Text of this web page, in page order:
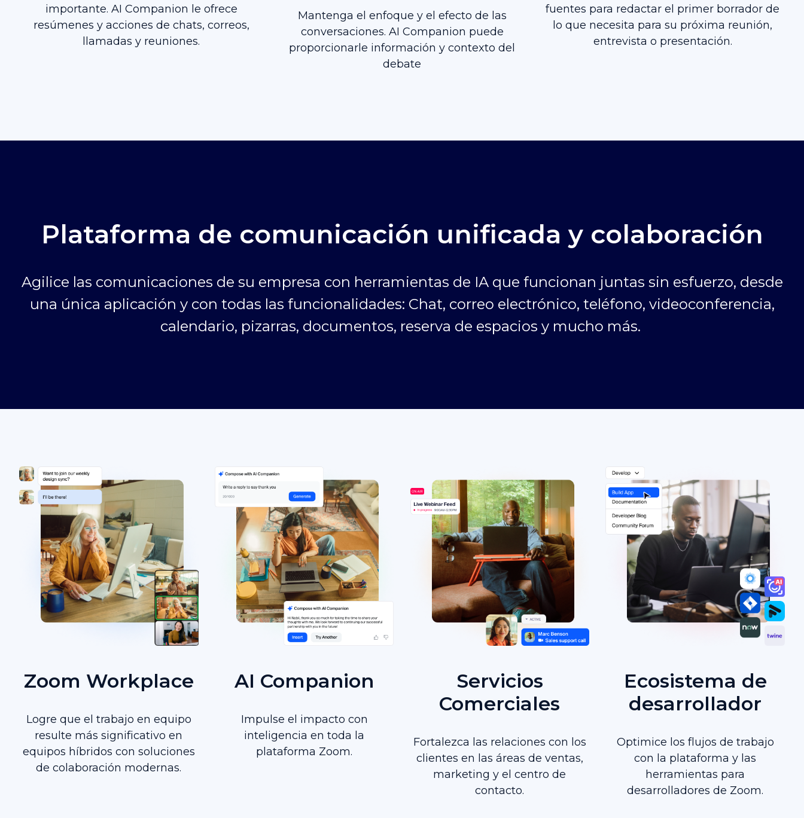
importante. AI Companion le ofrece
resúmenes y acciones de chats, correos,
llamadas y reuniones.
Mantenga el enfoque y el efecto de las
conversaciones. AI Companion puede
proporcionarle información y contexto del
debate
fuentes para redactar el primer borrador de
lo que necesita para su próxima reunión,
entrevista o presentación.
Plataforma de comunicación unificada y colaboración
Agilice las comunicaciones de su empresa con herramientas de IA que funcionan juntas sin esfuerzo, desde
una única aplicación y con todas las funcionalidades: Chat, correo electrónico, teléfono, videoconferencia,
calendario, pizarras, documentos, reserva de espacios y mucho más.
Zoom Workplace
Logre que el trabajo en equipo
resulte más significativo en
equipos híbridos con soluciones
de colaboración modernas.
AI Companion
Impulse el impacto con
inteligencia en toda la
plataforma Zoom.
Servicios
Comerciales
Fortalezca las relaciones con los
clientes en las áreas de ventas,
marketing y el centro de
contacto.
Ecosistema de
desarrollador
Optimice los flujos de trabajo
con la plataforma y las
herramientas para
desarrolladores de Zoom.